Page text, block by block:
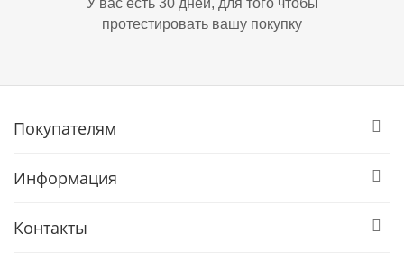
протестировать вашу покупку
Покупателям
Информация
Контакты